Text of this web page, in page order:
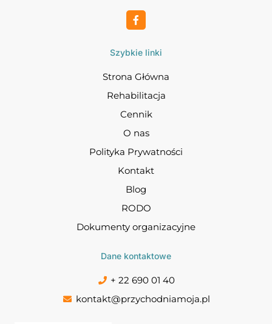
Szybkie linki
Strona Główna
Rehabilitacja
Cennik
O nas
Polityka Prywatności
Kontakt
Blog
RODO
Dokumenty organizacyjne
Dane kontaktowe
+ 22 690 01 40
kontakt@przychodniamoja.pl